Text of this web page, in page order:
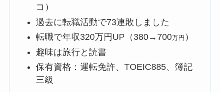
コ）
過去に転職活動で73連敗しました
転職で年収320万円UP（380→700万円 ）
趣味は旅行と読書
保有資格：運転免許、TOEIC885、簿記
三級